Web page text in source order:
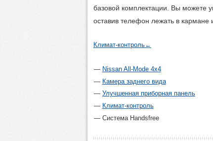
базовой комплектации. Вы можете
оставив телефон лежать в кармане
Климат-контроль←
Nissan All-Mode 4x4
Камера заднего вида
Улучшенная приборная панель
Климат-контроль
Система Handsfree